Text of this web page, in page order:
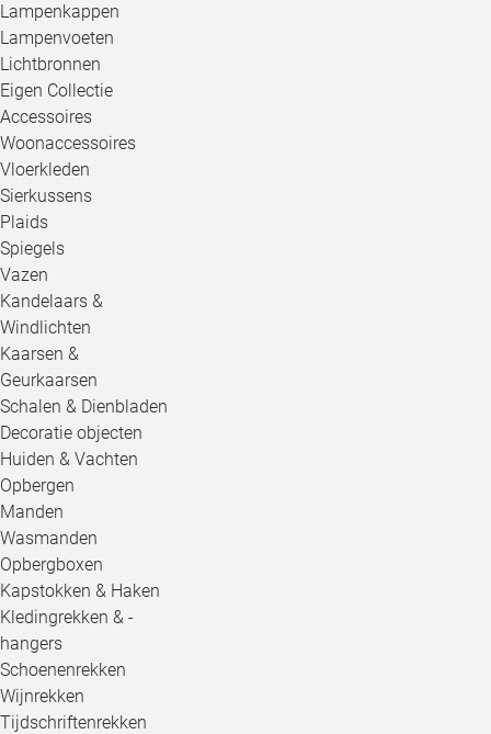
Lampenkappen
Lampenvoeten
Lichtbronnen
Eigen Collectie
Accessoires
Woonaccessoires
Vloerkleden
Sierkussens
Plaids
Spiegels
Vazen
Kandelaars &
Windlichten
Kaarsen &
Geurkaarsen
Schalen & Dienbladen
Decoratie objecten
Huiden & Vachten
Opbergen
Manden
Wasmanden
Opbergboxen
Kapstokken & Haken
Kledingrekken & -
hangers
Schoenenrekken
Wijnrekken
Tijdschriftenrekken